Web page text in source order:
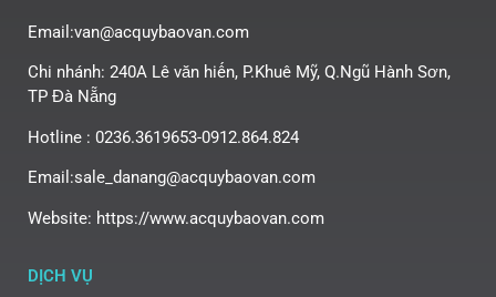
Email:van@acquybaovan.com
Chi nhánh: 240A Lê văn hiến, P.Khuê Mỹ, Q.Ngũ Hành Sơn,
TP Đà Nẵng
Hotline : 0236.3619653-0912.864.824
Email:sale_danang@acquybaovan.com
Website: https://www.acquybaovan.com
DỊCH VỤ